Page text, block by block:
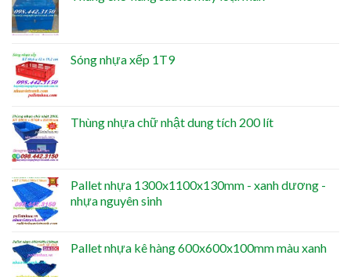
Sóng nhựa xếp 1T9
Thùng nhựa chữ nhật dung tích 200 lít
Pallet nhựa 1300x1100x130mm - xanh dương -
nhựa nguyên sinh
Pallet nhựa kê hàng 600x600x100mm màu xanh